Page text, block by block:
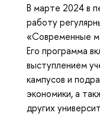
В марте 2024 в
работу
«Современные
Его программа
выступлением
кампусов и
экономики, а
других